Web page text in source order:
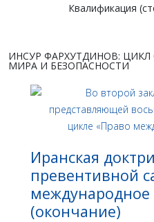
Квалификация
ИНСУР ФАРХУТДИНОВ: ЦИКЛ
МИРА И БЕЗОПАСНОСТИ
Иранская
превентивной
международное
(окончание)